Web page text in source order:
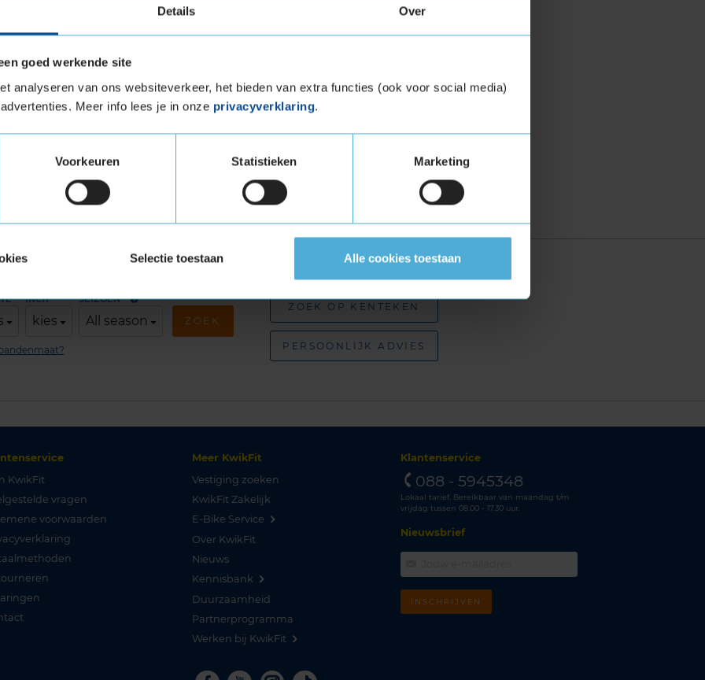
Details Over
goed werkende site
analyseren van ons websiteverkeer, het bieden van extra functies (ook voor social media)
Meer info lees je in onze privacyverklaring.
Voorkeuren Statistieken Marketing
Selectie toestaan Alle cookies toestaan
die banden met een hoger
banden zijn te herkennen aan het
2 Extra load in de maat 315
load in de maat 315 30 R20 eenvoudig
in bij jouw KwikFit vestiging.
INCH
kies
SEIZOEN
All season ZOEK
ZOEK OP KENTEKEN
PERSOONLIJK ADVIES
KwikFit
vragen
voorwaarden
Meer KwikFit
Vestiging zoeken
KwikFit Zakelijk
E-Bike Service
Over KwikFit
Nieuws
Kennisbank
Duurzaamheid
Partnerprogramma
Werken bij KwikFit
Klantenservice
088 - 5945348
Lokaal tarief. Bereikbaar van maandag t/m
vrijdag tussen 08.00 - 17.30 uur.
Nieuwsbrief
INSCHRIJVEN